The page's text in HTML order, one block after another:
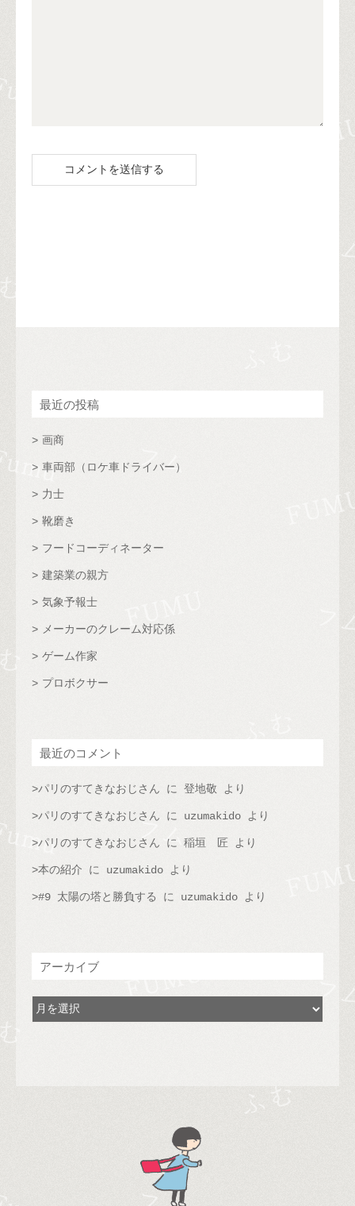
最近の投稿
画商
車両部（ロケ車ドライバー）
力士
靴磨き
フードコーディネーター
建築業の親方
気象予報士
メーカーのクレーム対応係
ゲーム作家
プロボクサー
最近のコメント
パリのすてきなおじさん に 登地敬 より
パリのすてきなおじさん に uzumakido より
パリのすてきなおじさん に 稲垣 匠 より
本の紹介 に uzumakido より
#9 太陽の塔と勝負する に uzumakido より
アーカイブ